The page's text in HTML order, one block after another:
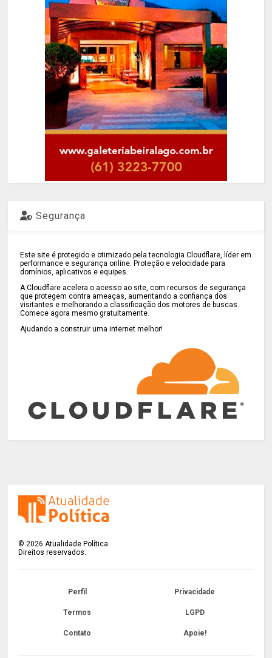
Segurança
Este site é protegido e otimizado pela tecnologia Cloudflare, líder em
performance e segurança online. Proteção e velocidade para
domínios, aplicativos e equipes.
A Cloudflare acelera o acesso ao site, com recursos de segurança
que protegem contra ameaças, aumentando a confiança dos
visitantes e melhorando a classificação dos motores de buscas.
Comece agora mesmo gratuitamente.
Ajudando a construir uma internet melhor!
©2026 Atualidade Política
Direitos reservados.
Perfil Privacidade
Termos LGPD
Contato Apoie!